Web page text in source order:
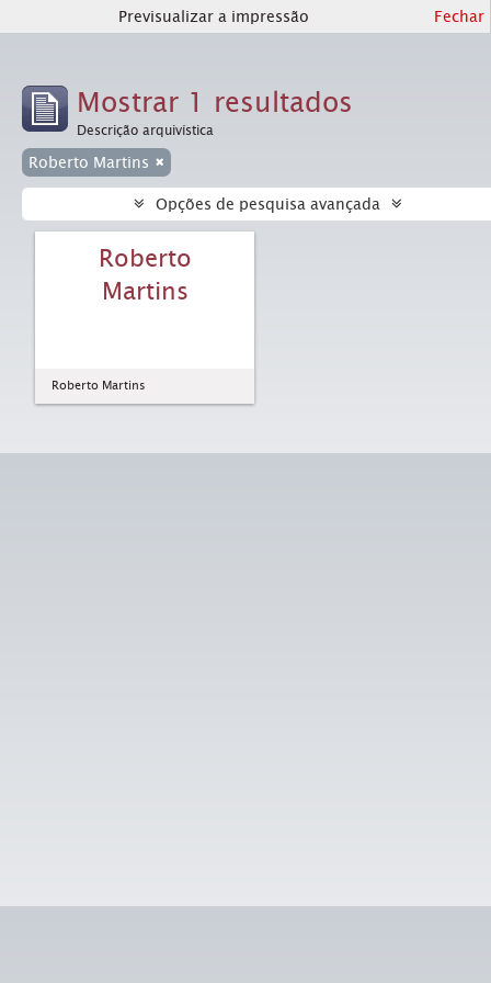
Previsualizar a impressão Fechar
Mostrar 1 resultados
Descrição arquivística
Roberto Martins
Opções de pesquisa avançada
Roberto
Martins
Roberto Martins